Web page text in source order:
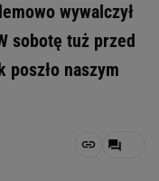
wywalczył
sobotę tuż przed
poszło naszym